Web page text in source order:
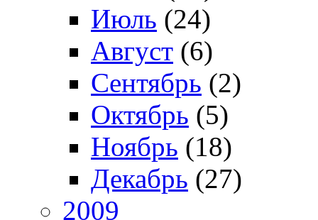
Июль (24)
Август (6)
Сентябрь (2)
Октябрь (5)
Ноябрь (18)
Декабрь (27)
2009